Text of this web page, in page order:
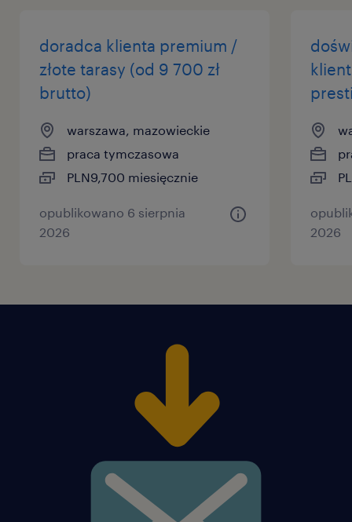
doradca klienta premium /
złote tarasy (od 9 700 zł
brutto)
warszawa, mazowieckie
praca tymczasowa
PLN9,700 miesięcznie
opublikowano 6 sierpnia
2026
2026